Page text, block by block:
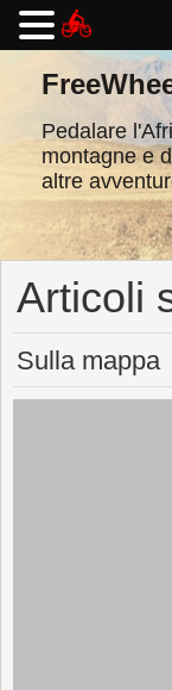
contenuto
Pedalare
montagne e
altre
Articoli
Sulla mappa